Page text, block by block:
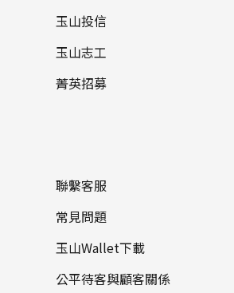
玉山投信
玉山志工
菁英招募
聯繫客服
常見問題
玉山Wallet下載
公平待客與顧客關係